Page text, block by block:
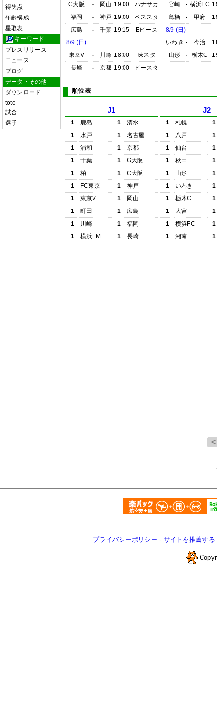
得失点
年齢構成
星取表
キーワード
プレスリリース
ニュース
ブログ
データ・その他
ダウンロード
toto
試合
選手
C大阪
- 岡山 19:00
ハナサカ
福岡
- 神戸 19:00
ベススタ
広島
- 千葉 19:15
Eピース
8/9 (日)
東京V
- 川崎 18:00
味スタ
長崎
- 京都 19:00 ピースタ
宮崎
- 横浜FC
鳥栖
- 甲府
8/9 (日)
いわき - 今治
山形
- 栃木C
順位表
J1
1 鹿島 1
清水
1
水戸 1
名古屋
1
浦和 1
京都
1
千葉 1
G大阪
1
柏 1
C大阪
1
FC東京 1
神戸
1
東京V 1
岡山
1
町田 1
広島
1
川崎 1
福岡
1
横浜FM 1 長崎
J2
1 札幌
1
1
八戸
1
1
仙台
1
1
秋田
1
1
山形
1
1
いわき
1
1
栃木C
1
1
大宮
1
1
横浜FC
1
1
湘南 1
プライバシーポリシー - サイトを推薦する